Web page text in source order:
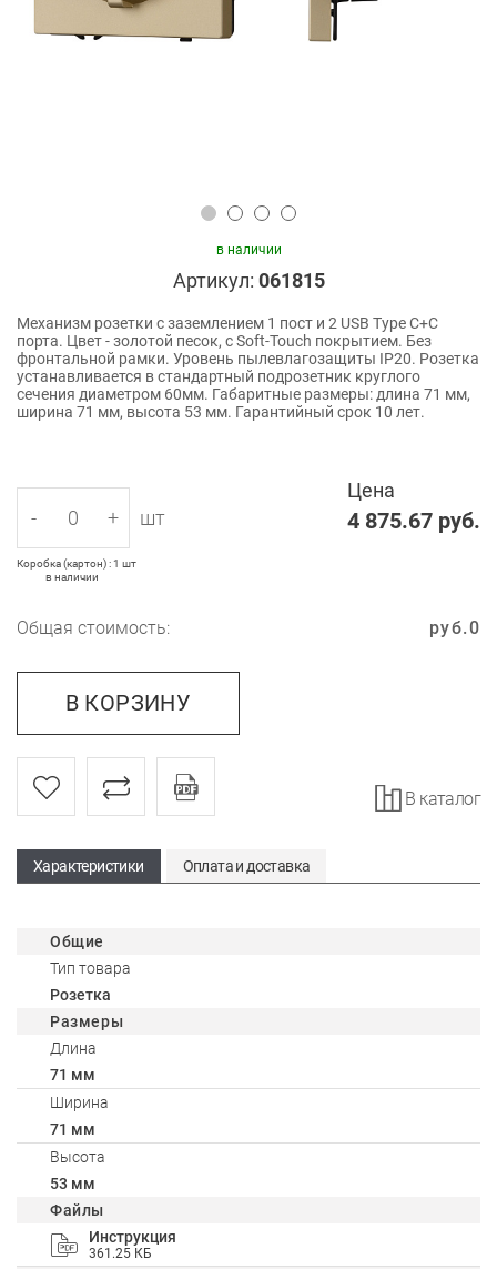
в наличии
Артикул: 061815
Механизм розетки с заземлением 1 пост и 2 USB Type C+C
порта. Цвет - золотой песок, с Soft-Touch покрытием. Без
фронтальной рамки. Уровень пылевлагозащиты IP20. Розетка
устанавливается в стандартный подрозетник круглого
сечения диаметром 60мм. Габаритные размеры: длина 71 мм,
ширина 71 мм, высота 53 мм. Гарантийный срок 10 лет.
Цена
4 875.67 руб.
- + шт
Коробка (картон) : 1 шт
в наличии
Общая стоимость: 0
руб.
В КОРЗИНУ
В каталог
Характеристики Оплата и доставка
Общие
Тип товара
Розетка
Размеры
Длина
71 мм
Ширина
71 мм
Высота
53 мм
Файлы
Инструкция
361.25 КБ